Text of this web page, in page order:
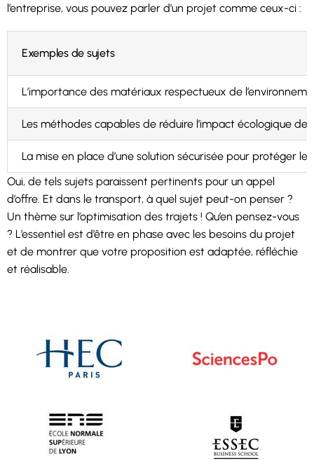
l’entreprise, vous pouvez parler d’un projet comme ceux-ci :
Exemples de sujets
L’importance des matériaux respectueux de
Les méthodes capables de réduire l’impact écologique
La mise en place d’une solution sécurisée pour protéger
Oui, de tels sujets paraissent pertinents pour un appel
d’offre. Et dans le transport, à quel sujet peut-on penser ?
Un thème sur l’optimisation des trajets ! Qu’en pensez-vous
? L’essentiel est d’être en phase avec les besoins du projet
et de montrer que votre proposition est adaptée, réfléchie
et réalisable.